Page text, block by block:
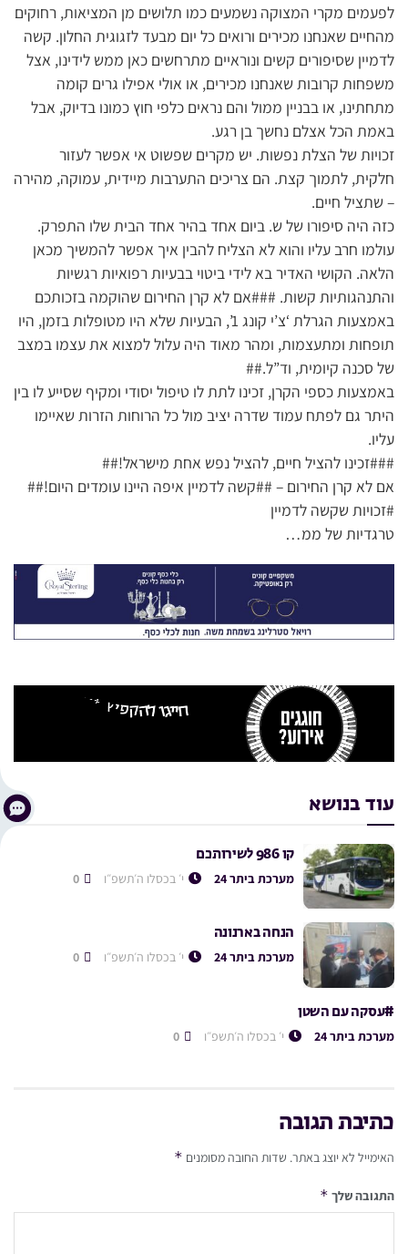
לפעמים מקרי המצוקה נשמעים כמו תלושים מן המציאות, רחוקים
מהחיים שאנחנו מכירים ורואים כל יום מבעד לזגוגית החלון. קשה
לדמיין שסיפורים קשים ונוראיים מתרחשים כאן ממש לידינו, אצל
משפחות קרובות שאנחנו מכירים, או אולי אפילו גרים קומה
מתחתינו, או בבניין ממול והם נראים כלפי חוץ כמונו בדיוק, אבל
באמת הכל אצלם נחשך בן רגע.
זכויות של הצלת נפשות. יש מקרים שפשוט אי אפשר לעזור
חלקית, לתמוך קצת. הם צריכים התערבות מיידית, עמוקה, מהירה
– שתציל חיים.
כזה היה סיפורו של ש. ביום אחד בהיר אחד הבית שלו התפרק.
עולמו חרב עליו והוא לא הצליח להבין איך אפשר להמשיך מכאן
הלאה. הקושי האדיר בא לידי ביטוי בבעיות רפואיות רגשיות
והתנהגותיות קשות. ###אם לא קרן החירום שהוקמה בזכותכם
באמצעות הגרלת ‘צ’י קונג 1’, הבעיות שלא היו מטופלות בזמן, היו
תופחות ומתעצמות, ומהר מאוד היה עלול למצוא את עצמו במצב
של סכנה קיומית, וד”ל.##
באמצעות כספי הקרן, זכינו לתת לו טיפול יסודי ומקיף שסייע לו בין
היתר גם לפתח עמוד שדרה יציב מול כל הרוחות הזרות שאיימו
עליו.
###זכינו להציל חיים, להציל נפש אחת מישראל!##
אם לא קרן החירום – ##קשה לדמיין איפה היינו עומדים היום!##
#זכויות שקשה לדמיין
טרגדיות של ממ…
עוד בנושא
קו 986 לשירותכם
מערכת ביתר 24 י׳ בכסלו ה׳תשפ״ו
הנחה בארנונה
מערכת ביתר 24 י׳ בכסלו ה׳תשפ״ו
#עסקה עם השטן
מערכת ביתר 24 י׳ בכסלו ה׳תשפ״ו
כתיבת תגובה
האימייל לא יוצג באתר. שדות החובה מסומנים *
התגובה שלך *